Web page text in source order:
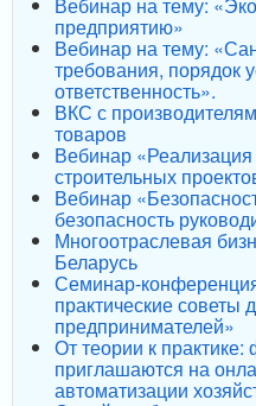
предприятию»
Вебинар на тему:
требования, порядок
ответственность».
ВКС с
товаров
Вебинар
строительных
Вебинар
безопасность
Многоотраслевая
Беларусь
Семинар-
практические советы
предпринимателей»
От теории к
приглашаются на
автоматизации